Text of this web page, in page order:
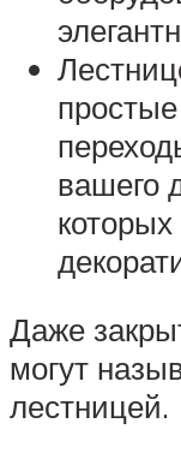
вашего
Даже
могут
лестницей.